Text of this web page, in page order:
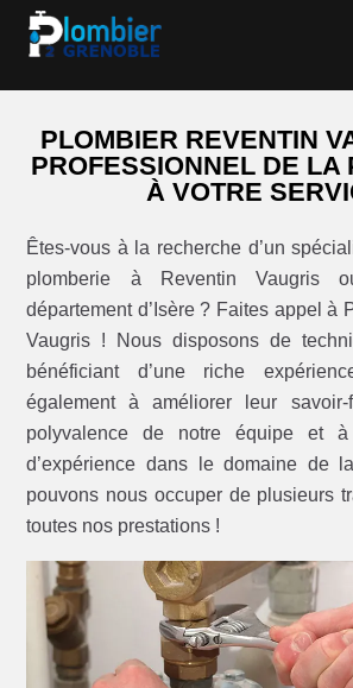
PLOMBIER REVENTIN
PROFESSIONNEL DE LA
À VOTRE
Êtes-vous à la recherche d’un
plomberie à Reventin Vaugris
département d’Isère ? Faites appel à
Vaugris ! Nous disposons de
bénéficiant d’une riche
également à améliorer leur
polyvalence de notre équipe et
d’expérience dans le domaine de
pouvons nous occuper de plusieurs
toutes nos prestations !